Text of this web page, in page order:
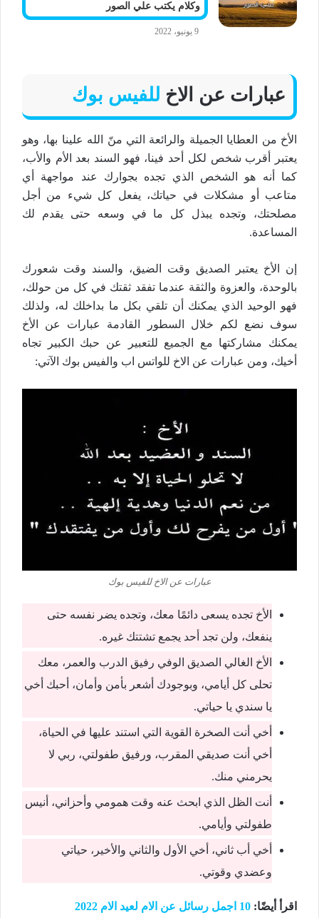
وكلام يكتب علي الصور
9 يونيو، 2022
عبارات عن الاخ للفيس بوك
الأخ من العطايا الجميلة والرائعة التي منّ الله علينا بها، وهو
يعتبر أقرب شخص لكل أحد فينا، فهو السند بعد الأم والأب،
كما أنه هو الشخص الذي تجده بجوارك عند مواجهة أي
متاعب أو مشكلات في حياتك، يفعل كل شيء من أجل
مصلحتك، وتجده يبذل كل ما في وسعه حتى يقدم لك
المساعدة.
إن الأخ يعتبر الصديق وقت الضيق، والسند وقت شعورك
بالوحدة، والعزوة والثقة عندما تفقد ثقتك في كل من حولك،
فهو الوحيد الذي يمكنك أن تلقي بكل ما بداخلك له، ولذلك
سوف نضع لكم خلال السطور القادمة عبارات عن الأخ
يمكنك مشاركتها مع الجميع للتعبير عن حبك الكبير تجاه
أخيك، ومن عبارات عن الاخ للواتس اب والفيس بوك الآتي:
عبارات عن الاخ للفيس بوك
الأخ تجده يسعى دائمًا معك، وتجده يضر نفسه حتى
ينفعك، ولن تجد أحد يجمع تشتتك غيره.
الأخ الغالي الصديق الوفي رفيق الدرب والعمر، معك
تحلى كل أيامي، وبوجودك أشعر بأمن وأمان، أحبك أخي
يا سندي يا حياتي.
أخي أنت الصخرة القوية التي استند عليها في الحياة،
أخي أنت صديقي المقرب، ورفيق طفولتي، ربي لا
يحرمني منك.
أنت الظل الذي ابحث عنه وقت همومي وأحزاني، أنيس
طفولتي وأيامي.
أخي أب ثاني، أخي الأول والثاني والأخير، حياتي
وعضدي وقوتي.
اقرأ أيضًا: 10 اجمل رسائل عن الام لعيد الام 2022